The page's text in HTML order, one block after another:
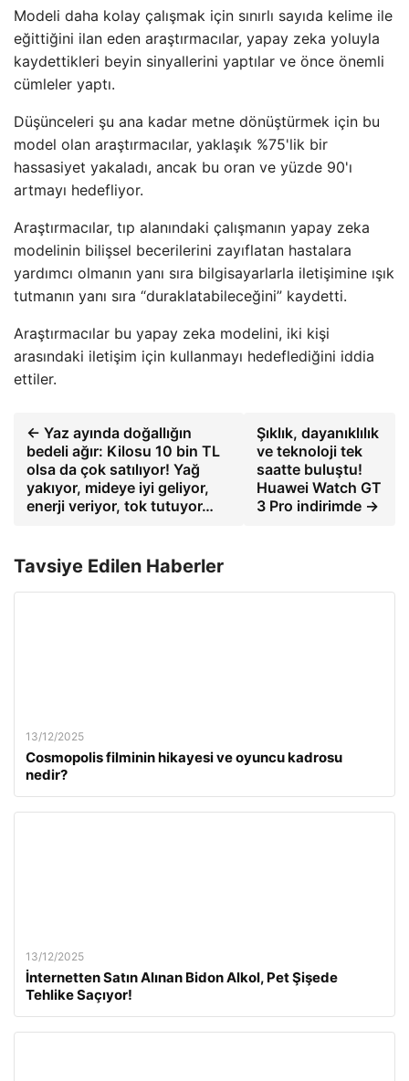
Modeli daha kolay çalışmak için sınırlı sayıda kelime ile
eğittiğini ilan eden araştırmacılar, yapay zeka yoluyla
kaydettikleri beyin sinyallerini yaptılar ve önce önemli
cümleler yaptı.
Düşünceleri şu ana kadar metne dönüştürmek için bu
model olan araştırmacılar, yaklaşık %75'lik bir
hassasiyet yakaladı, ancak bu oran ve yüzde 90'ı
artmayı hedefliyor.
Araştırmacılar, tıp alanındaki çalışmanın yapay zeka
modelinin bilişsel becerilerini zayıflatan hastalara
yardımcı olmanın yanı sıra bilgisayarlarla iletişimine ışık
tutmanın yanı sıra “duraklatabileceğini” kaydetti.
Araştırmacılar bu yapay zeka modelini, iki kişi
arasındaki iletişim için kullanmayı hedeflediğini iddia
ettiler.
← Yaz ayında doğallığın
bedeli ağır: Kilosu 10 bin TL
olsa da çok satılıyor! Yağ
yakıyor, mideye iyi geliyor,
enerji veriyor, tok tutuyor…
Şıklık, dayanıklılık
ve teknoloji tek
saatte buluştu!
Huawei Watch GT
3 Pro indirimde →
Tavsiye Edilen Haberler
13/12/2025
Cosmopolis filminin hikayesi ve oyuncu kadrosu
nedir?
13/12/2025
İnternetten Satın Alınan Bidon Alkol, Pet Şişede
Tehlike Saçıyor!